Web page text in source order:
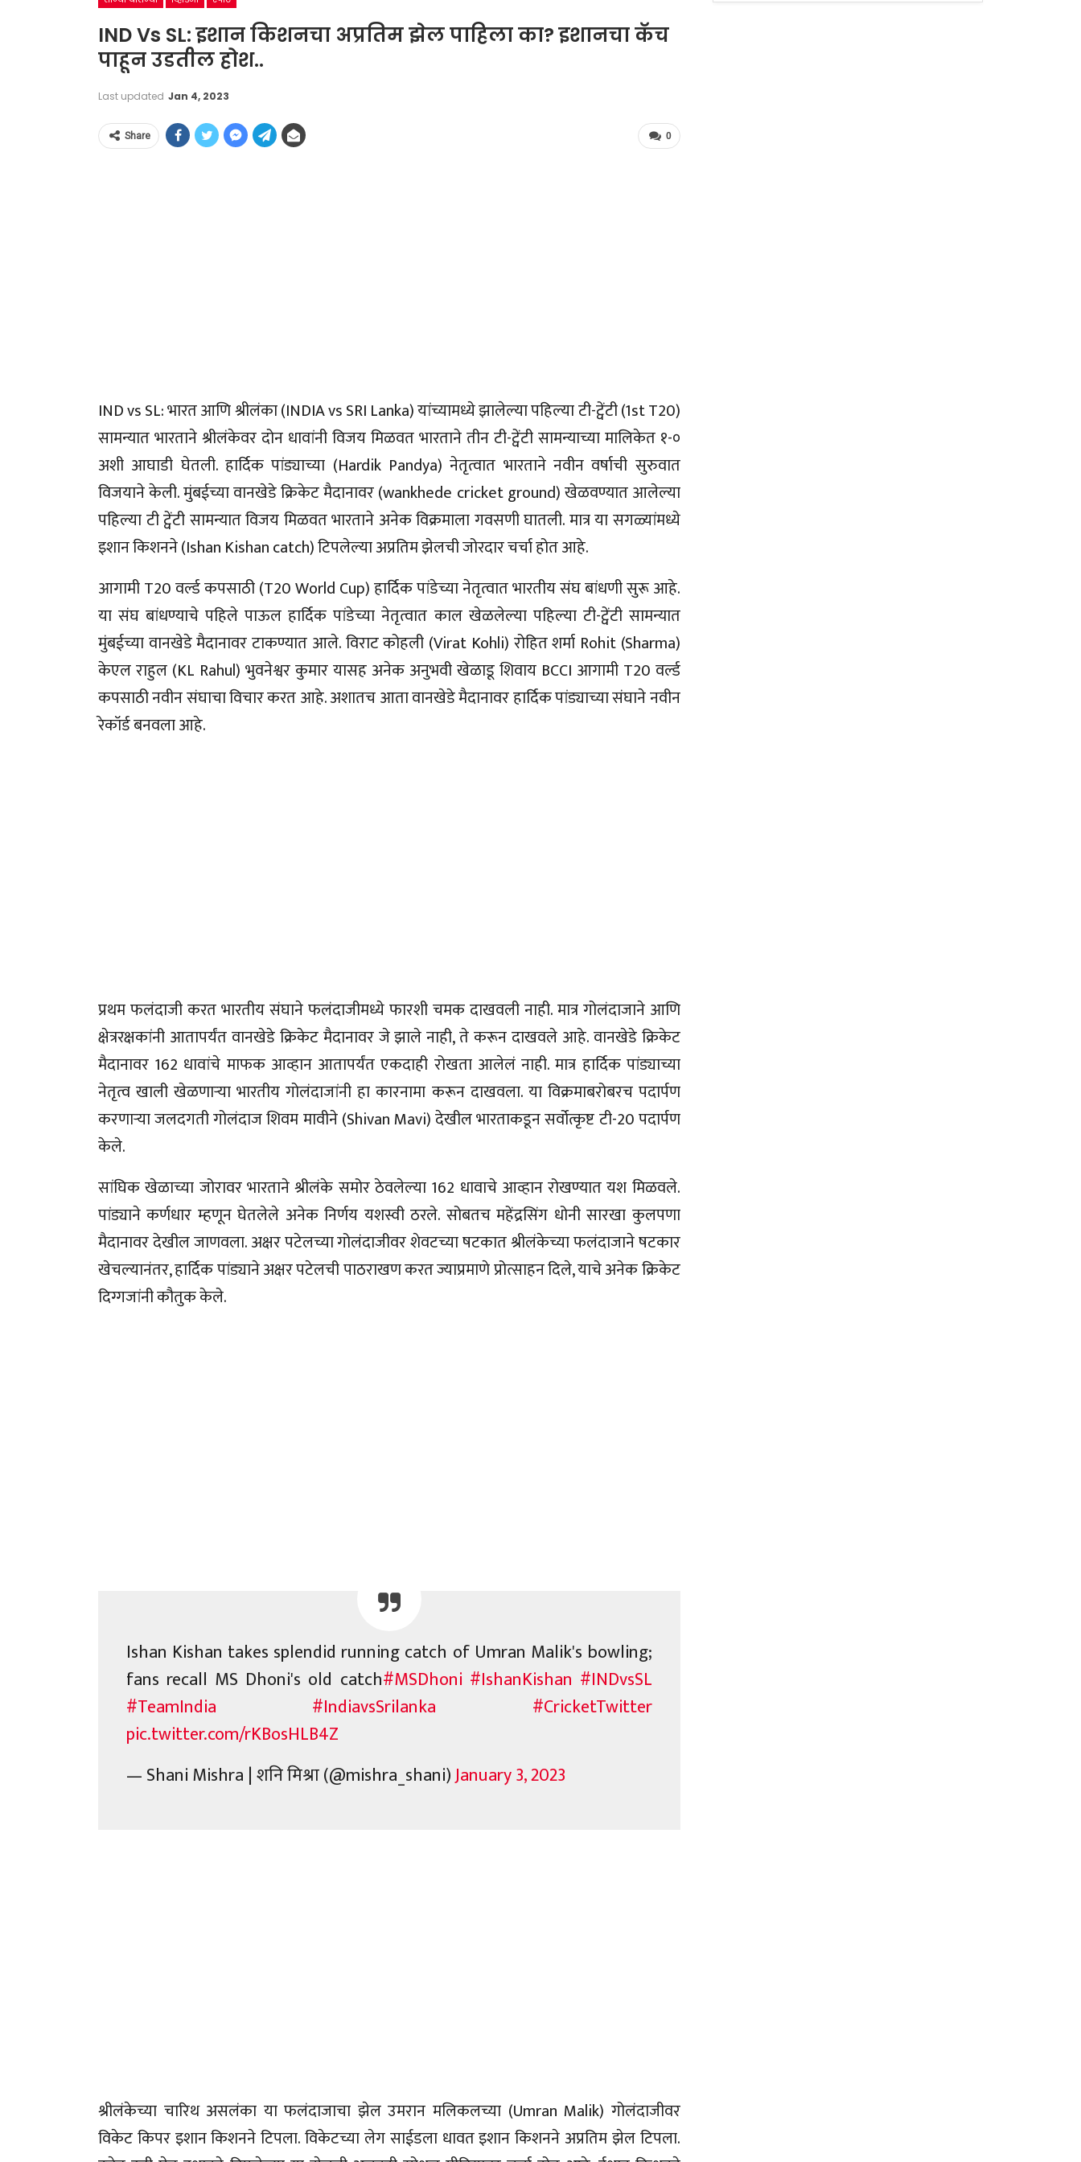
IND Vs SL: इशान किशनचा अप्रतिम झेल पाहिला का? इशानचा कॅच
पाहून उडतील होश..
Last updated Jan 4, 2023
0
Share
IND vs SL: भारत आणि श्रीलंका (INDIA vs SRI Lanka) यांच्यामध्ये झालेल्या पहिल्या टी-ट्वेंटी (1st T20)
सामन्यात भारताने श्रीलंकेवर दोन धावांनी विजय मिळवत भारताने तीन टी-ट्वेंटी सामन्याच्या मालिकेत १-०
अशी आघाडी घेतली. हार्दिक पांड्याच्या (Hardik Pandya) नेतृत्वात भारताने नवीन वर्षाची सुरुवात
विजयाने केली. मुंबईच्या वानखेडे क्रिकेट मैदानावर (wankhede cricket ground) खेळवण्यात आलेल्या
पहिल्या टी ट्वेंटी सामन्यात विजय मिळवत भारताने अनेक विक्रमाला गवसणी घातली. मात्र या सगळ्यांमध्ये
इशान किशनने (Ishan Kishan catch) टिपलेल्या अप्रतिम झेलची जोरदार चर्चा होत आहे.
आगामी T20 वर्ल्ड कपसाठी (T20 World Cup) हार्दिक पांडेच्या नेतृत्वात भारतीय संघ बांधणी सुरू आहे.
या संघ बांधण्याचे पहिले पाऊल हार्दिक पांडेच्या नेतृत्वात काल खेळलेल्या पहिल्या टी-ट्वेंटी सामन्यात
मुंबईच्या वानखेडे मैदानावर टाकण्यात आले. विराट कोहली (Virat Kohli) रोहित शर्मा Rohit (Sharma)
केएल राहुल (KL Rahul) भुवनेश्वर कुमार यासह अनेक अनुभवी खेळाडू शिवाय BCCI आगामी T20 वर्ल्ड
कपसाठी नवीन संघाचा विचार करत आहे. अशातच आता वानखेडे मैदानावर हार्दिक पांड्याच्या संघाने नवीन
रेकॉर्ड बनवला आहे.
प्रथम फलंदाजी करत भारतीय संघाने फलंदाजीमध्ये फारशी चमक दाखवली नाही. मात्र गोलंदाजाने आणि
क्षेत्ररक्षकांनी आतापर्यंत वानखेडे क्रिकेट मैदानावर जे झाले नाही, ते करून दाखवले आहे. वानखेडे क्रिकेट
मैदानावर 162 धावांचे माफक आव्हान आतापर्यंत एकदाही रोखता आलेलं नाही. मात्र हार्दिक पांड्याच्या
नेतृत्व खाली खेळणाऱ्या भारतीय गोलंदाजांनी हा कारनामा करून दाखवला. या विक्रमाबरोबरच पदार्पण
करणाऱ्या जलदगती गोलंदाज शिवम मावीने (Shivan Mavi) देखील भारताकडून सर्वोत्कृष्ट टी-20 पदार्पण
केले.
सांघिक खेळाच्या जोरावर भारताने श्रीलंके समोर ठेवलेल्या 162 धावाचे आव्हान रोखण्यात यश मिळवले.
पांड्याने कर्णधार म्हणून घेतलेले अनेक निर्णय यशस्वी ठरले. सोबतच महेंद्रसिंग धोनी सारखा कुलपणा
मैदानावर देखील जाणवला. अक्षर पटेलच्या गोलंदाजीवर शेवटच्या षटकात श्रीलंकेच्या फलंदाजाने षटकार
खेचल्यानंतर, हार्दिक पांड्याने अक्षर पटेलची पाठराखण करत ज्याप्रमाणे प्रोत्साहन दिले, याचे अनेक क्रिकेट
दिग्गजांनी कौतुक केले.
Ishan Kishan takes splendid running catch of Umran Malik's bowling;
fans recall MS Dhoni's old catch#MSDhoni #IshanKishan #INDvsSL
#TeamIndia
#IndiavsSrilanka
#CricketTwitter
pic.twitter.com/rKBosHLB4Z
— Shani Mishra | शनि मिश्रा (@mishra_shani)January 3, 2023
श्रीलंकेच्या चारिथ असलंका या फलंदाजाचा झेल उमरान मलिकलच्या (Umran Malik) गोलंदाजीवर
विकेट किपर इशान किशनने टिपला. विकेटच्या लेग साईडला धावत इशान किशनने अप्रतिम झेल टिपला.